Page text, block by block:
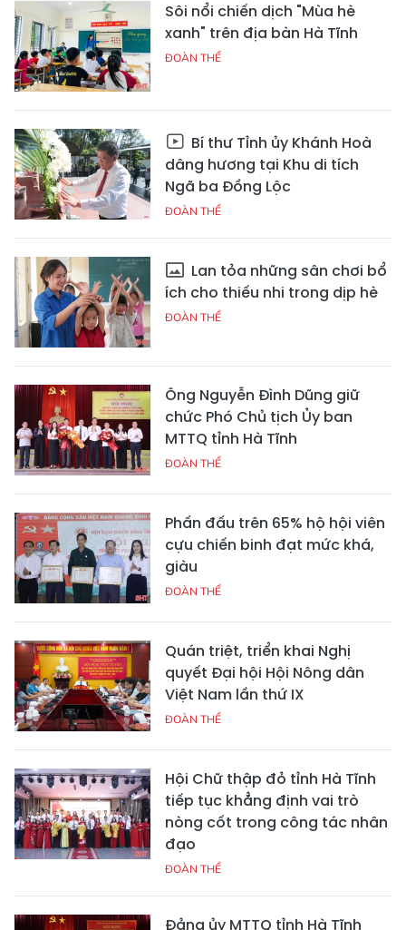
Sôi nổi chiến dịch "Mùa hè
xanh" trên địa bàn Hà Tĩnh
ĐOÀN THỂ
Bí thư Tỉnh ủy Khánh Hoà
dâng hương tại Khu di tích
Ngã ba Đồng Lộc
ĐOÀN THỂ
Lan tỏa những sân chơi bổ
ích cho thiếu nhi trong dịp hè
ĐOÀN THỂ
Ông Nguyễn Đình Dũng giữ
chức Phó Chủ tịch Ủy ban
MTTQ tỉnh Hà Tĩnh
ĐOÀN THỂ
Phấn đấu trên 65% hộ hội viên
cựu chiến binh đạt mức khá,
giàu
ĐOÀN THỂ
Quán triệt, triển khai Nghị
quyết Đại hội Hội Nông dân
Việt Nam lần thứ IX
ĐOÀN THỂ
Hội Chữ thập đỏ tỉnh Hà Tĩnh
tiếp tục khẳng định vai trò
nòng cốt trong công tác nhân
đạo
ĐOÀN THỂ
Đảng ủy MTTQ tỉnh Hà Tĩnh